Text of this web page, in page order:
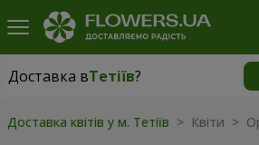
Доставка вТетіїв?
Доставка вТетіїв
Доставка квітів у м. Тетіїв > Квіти >